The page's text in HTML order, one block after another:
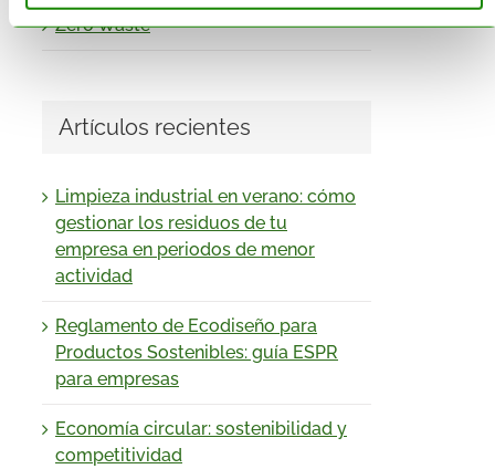
Zero Waste
Artículos recientes
Limpieza industrial en verano: cómo
gestionar los residuos de tu
empresa en periodos de menor
actividad
Reglamento de Ecodiseño para
Productos Sostenibles: guía ESPR
para empresas
Economía circular: sostenibilidad y
competitividad